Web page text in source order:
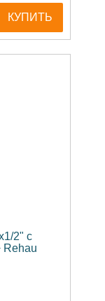
КУПИТЬ
2" с
Rehau